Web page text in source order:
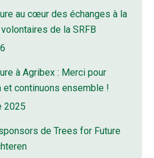
au cœur des échanges à la
de la SRFB
à Agribex : Merci pour
et continuons ensemble !
2025
de Trees for Future